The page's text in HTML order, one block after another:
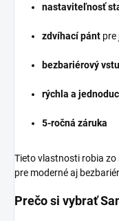
nastaviteľnosť
zdvíhací pánt pre
bezbariérový
rýchla a
5-ročná záruka
Tieto vlastnosti robia zo
pre moderné aj
Prečo si vybrať